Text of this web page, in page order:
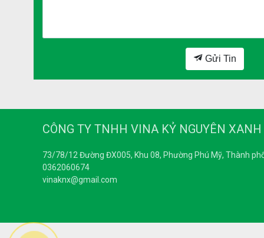
Gửi Tin
CÔNG TY TNHH VINA KỶ NGUYÊN XANH
73/78/12 Đường ĐX005, Khu 08, Phường Phú Mỹ, Thành
0362060674
vinaknx@gmail.com